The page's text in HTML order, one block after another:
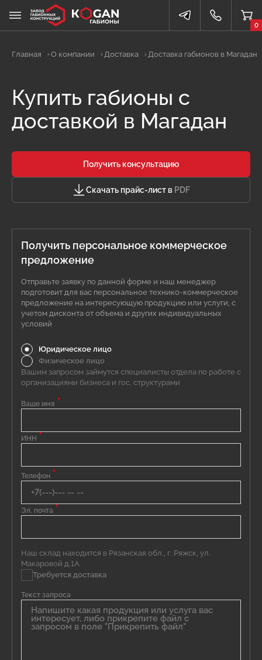
0
Главная О компании Доставка Доставка габионов в Магадан
Купить габионы с
доставкой в Магадан
Получить консультацию
Скачать прайс-лист в PDF
Получить персональное коммерческое
предложение
Отправьте заявку по данной форме и наш менеджер
подготовит для вас персональное технико-коммерческое
предложение на интересующую продукцию или услуги, с
учетом дисконта от объема и других индивидуальных
условий
Юридическое лицо
Физическое лицо
Вашим запросом займутся специалисты отдела по работе с
организациями бизнеса и гос. структурами
Ваше имя *
ИНН *
Телефон *
Эл. почта *
Наш склад находится в Рязанская обл., г. Ряжск, ул.
Макаровой д.1А
Требуется доставка
Текст запроса